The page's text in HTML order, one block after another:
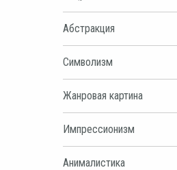
Абстракция
Символизм
Жанровая картина
Импрессионизм
Анималистика